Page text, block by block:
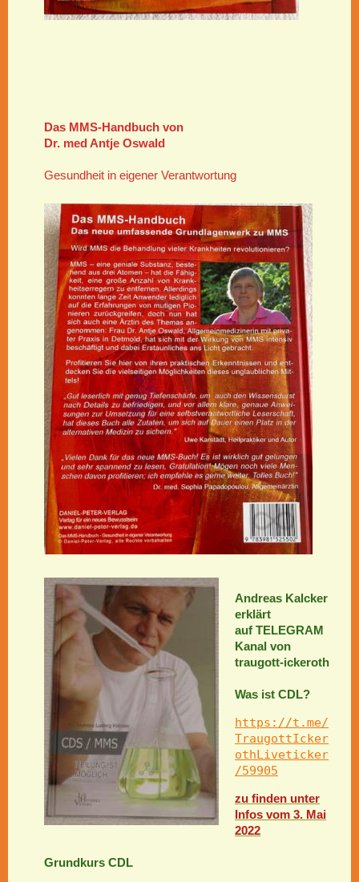
Das MMS-Handbuch von
Dr. med Antje Oswald
Gesundheit in eigener Verantwortung
Andreas Kalcker
erklärt
auf TELEGRAM
Kanal von
traugott-ickeroth
Was ist CDL?
https://t.me/
TraugottIcker
othLiveticker
/59905
zu finden unter
Infos vom 3. Mai
2022
Grundkurs CDL